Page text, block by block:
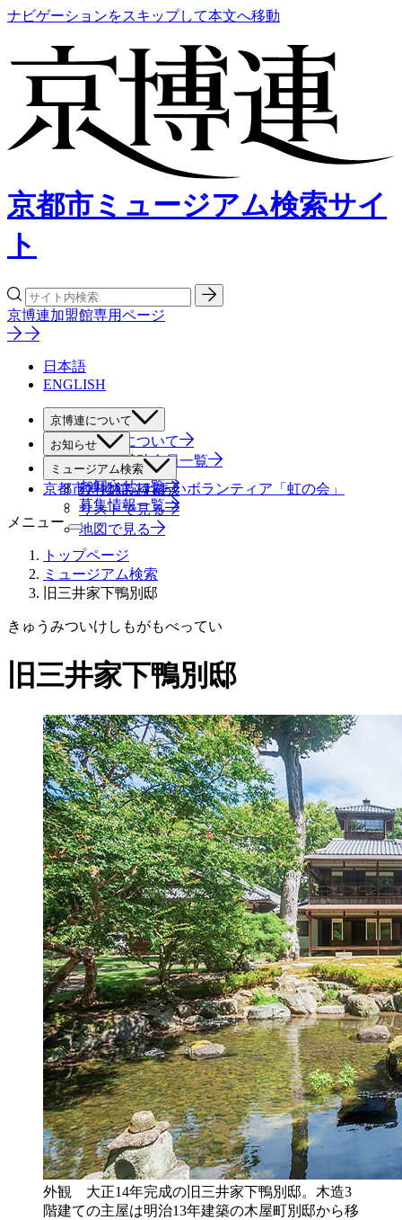
ナビゲーションをスキップして本文へ移動
京都市ミュージアム検索サイ
ト
京博連加盟館専用ページ
日本語
ENGLISH
京博連について
京博連について
役員・賛助会員一覧
お知らせ
すべて
お知らせ一覧
募集情報一覧
ミュージアム検索
絞り込み検索
リストで見る
地図で見る
京都市博物館ふれあいボランティア「虹の会」
メニュー
トップページ
ミュージアム検索
旧三井家下鴨別邸
きゅうみついけしもがもべってい
旧三井家下鴨別邸
外観 大正14年完成の旧三井家下鴨別邸。木造3
階建ての主屋は明治13年建築の木屋町別邸から移